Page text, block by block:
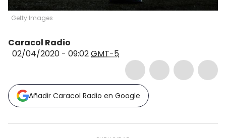
Getty Images
Caracol Radio
02/04/2020 - 09:02GMT-5
Añadir Caracol Radio en Google